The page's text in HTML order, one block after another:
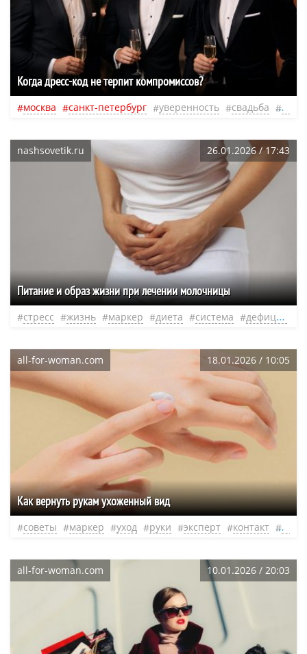
Когда дресс-код не терпит компромиссов?
москва санкт-петербург уверенность свадьба
nashsovetik.ru 26.01.2026 / 17:43
Питание и образ жизни при лечении молочницы
стресс жизнь маркер диета система дефицит
all-for-woman.com 18.01.2026 / 10:05
Как вернуть рукам ухоженный вид
советы маркер уход руки эксперт контакт нео
all-for-woman.com 10.01.2026 / 20:03